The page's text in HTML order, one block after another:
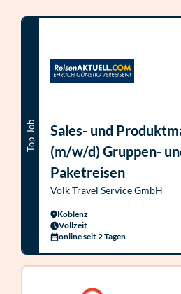
Top-Job
Sales- und
(m/w/d) Gruppen-
Paketreisen
Volk Travel Service GmbH
Koblenz
Vollzeit
online seit 2 Tagen